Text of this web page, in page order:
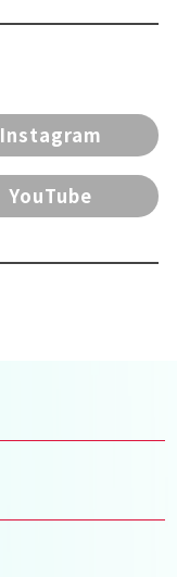
Instagram
YouTube